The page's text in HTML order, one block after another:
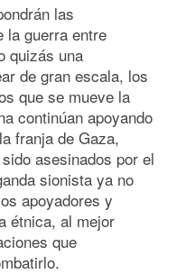
las
la guerra entre
quizás una
de gran escala, los
que se mueve la
continúan apoyando
franja de Gaza,
asesinados por el
sionista ya no
apoyadores y
étnica, al mejor
que